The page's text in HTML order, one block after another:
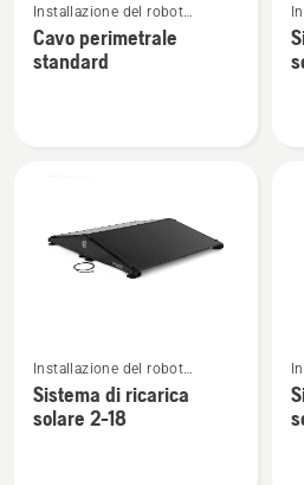
maggiori
dettagli
su
Installazione del robot
tagliaerba Automower®
Cavo perimetrale
standard
su
maggiori
dettagli
su
Installazione del robot
tagliaerba Automower®
Sistema di ricarica
solare 2-18
su